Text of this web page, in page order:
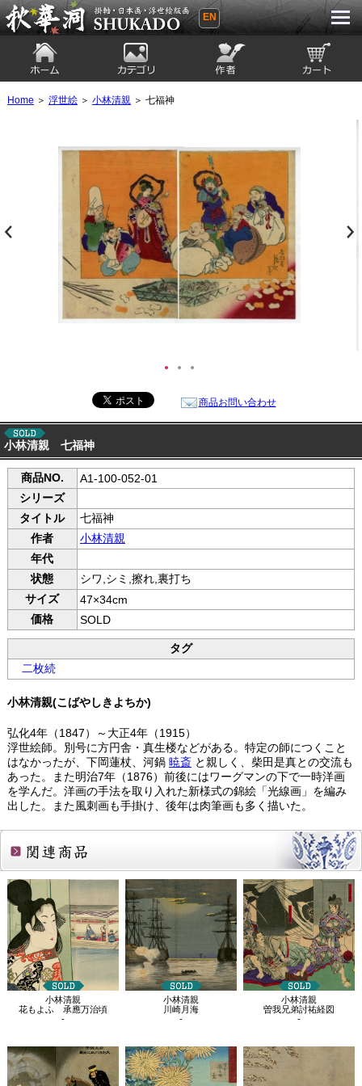
秋華洞 SHUKADO 掛軸・日本画・浮世
EN
Home ＞ 浮世絵＞ 小林清親＞ 七福神
● ● ●
商品お問い合わせ
小林清親 七福神
商品NO.
A1-100-052-01
シリーズ
タイトル
七福神
作者
小林清親
年代
状態
シワ,シミ,擦れ,裏打ち
サイズ
47×34cm
価格
SOLD
タグ
二枚続
小林清親(こばやしきよちか)
弘化4年（1847）～大正4年（1915）
浮世絵師。別号に方円舎・真生楼などがある。特定の師につくこと
はなかったが、下岡蓮杖、河鍋 暁斎と親しく、柴田是真との交流も
あった。また明治7年（1876）前後にはワーグマンの下で一時洋画
を学んだ。洋画の手法を取り入れた新様式の錦絵「光線画」を編み
出した。また風刺画も手掛け、後年は肉筆画も多く描いた。
関連商品
小林清親
花もよふ 承應万治頃
-
小林清親
川崎月海
-
小林清親
曽我兄弟討祐経図
-